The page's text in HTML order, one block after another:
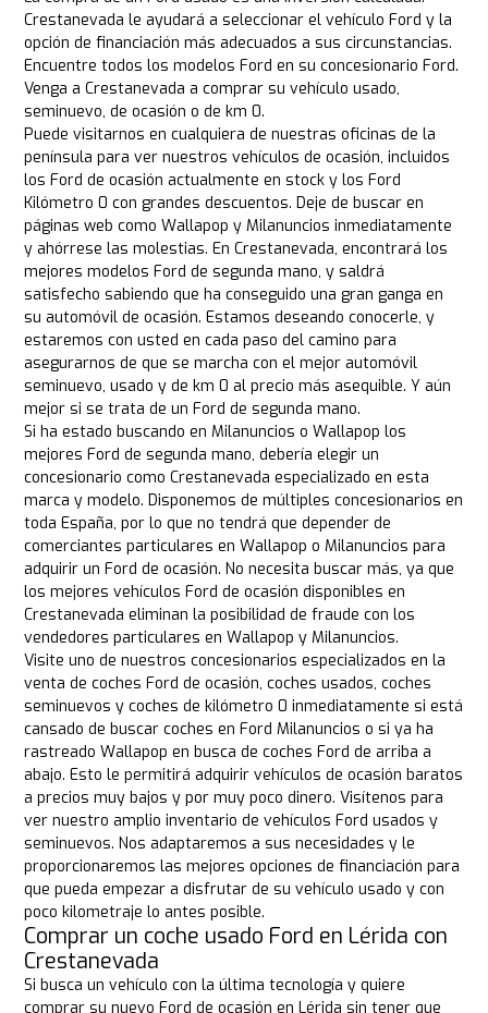
Crestanevada le ayudará a seleccionar el vehículo Ford y la
opción de financiación más adecuados a sus circunstancias.
Encuentre todos los modelos Ford en su concesionario Ford.
Venga a Crestanevada a comprar su vehículo usado,
seminuevo, de ocasión o de km 0.
Puede visitarnos en cualquiera de nuestras oficinas de la
península para ver nuestros vehículos de ocasión, incluidos
los Ford de ocasión actualmente en stock y los Ford
Kilómetro 0 con grandes descuentos. Deje de buscar en
páginas web como Wallapop y Milanuncios inmediatamente
y ahórrese las molestias. En Crestanevada, encontrará los
mejores modelos Ford de segunda mano, y saldrá
satisfecho sabiendo que ha conseguido una gran ganga en
su automóvil de ocasión. Estamos deseando conocerle, y
estaremos con usted en cada paso del camino para
asegurarnos de que se marcha con el mejor automóvil
seminuevo, usado y de km 0 al precio más asequible. Y aún
mejor si se trata de un Ford de segunda mano.
Si ha estado buscando en Milanuncios o Wallapop los
mejores Ford de segunda mano, debería elegir un
concesionario como Crestanevada especializado en esta
marca y modelo. Disponemos de múltiples concesionarios en
toda España, por lo que no tendrá que depender de
comerciantes particulares en Wallapop o Milanuncios para
adquirir un Ford de ocasión. No necesita buscar más, ya que
los mejores vehículos Ford de ocasión disponibles en
Crestanevada eliminan la posibilidad de fraude con los
vendedores particulares en Wallapop y Milanuncios.
Visite uno de nuestros concesionarios especializados en la
venta de coches Ford de ocasión, coches usados, coches
seminuevos y coches de kilómetro 0 inmediatamente si está
cansado de buscar coches en Ford Milanuncios o si ya ha
rastreado Wallapop en busca de coches Ford de arriba a
abajo. Esto le permitirá adquirir vehículos de ocasión baratos
a precios muy bajos y por muy poco dinero. Visítenos para
ver nuestro amplio inventario de vehículos Ford usados y
seminuevos. Nos adaptaremos a sus necesidades y le
proporcionaremos las mejores opciones de financiación para
que pueda empezar a disfrutar de su vehículo usado y con
poco kilometraje lo antes posible.
Comprar un coche usado Ford en Lérida con
Crestanevada
Si busca un vehículo con la última tecnología y quiere
comprar su nuevo Ford de ocasión en Lérida sin tener que